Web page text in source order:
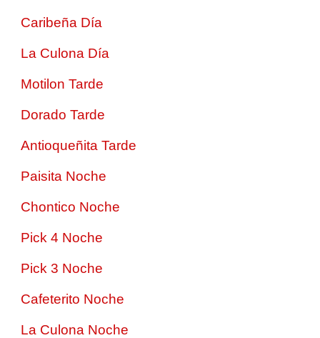
Caribeña Día
La Culona Día
Motilon Tarde
Dorado Tarde
Antioqueñita Tarde
Paisita Noche
Chontico Noche
Pick 4 Noche
Pick 3 Noche
Cafeterito Noche
La Culona Noche